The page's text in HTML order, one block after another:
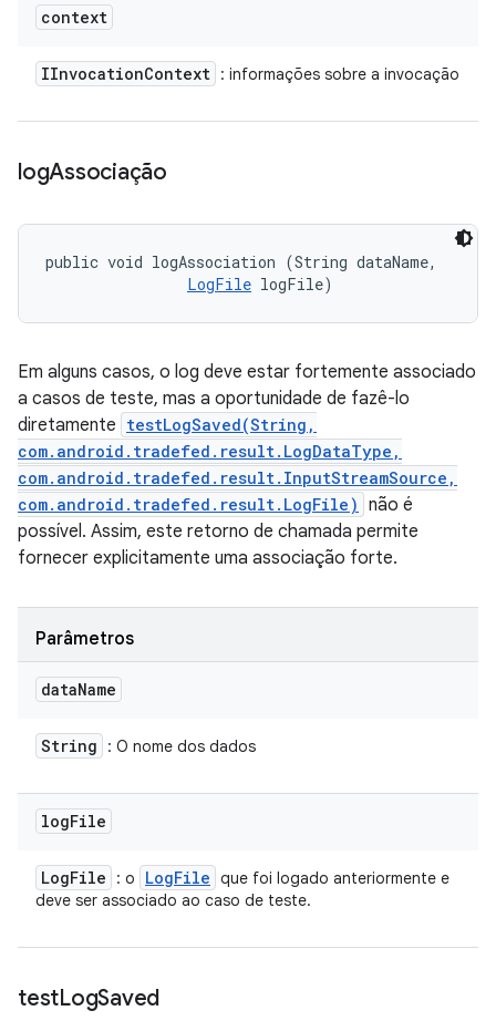
context
IInvocationContext : informações sobre a invocação
logAssociação
public void logAssociation (String dataName,
LogFile logFile)
Em alguns casos, o log deve estar fortemente associado
a casos de teste, mas a oportunidade de fazê-lo
diretamente testLogSaved(String,
com.android.tradefed.result.LogDataType,
com.android.tradefed.result.InputStreamSource,
com.android.tradefed.result.LogFile) não é
possível. Assim, este retorno de chamada permite
fornecer explicitamente uma associação forte.
Parâmetros
dataName
String : O nome dos dados
logFile
LogFile : o LogFile que foi logado anteriormente e
deve ser associado ao caso de teste.
testLogSaved